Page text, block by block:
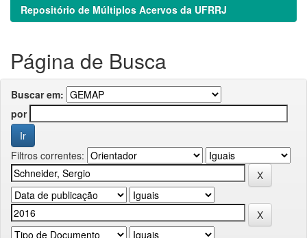
Repositório de Múltiplos Acervos da UFRRJ
Página de Busca
Buscar em:
por
Filtros correntes: